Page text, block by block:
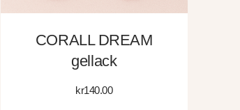
CORALL DREAM
gellack
kr140.00